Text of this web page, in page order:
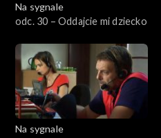
Na sygnale
odc. 30 – Oddajcie mi dziecko
Na sygnale